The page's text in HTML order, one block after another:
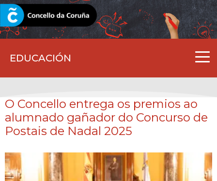
EDUCACIÓN
CORUNA.GAL
O Concello entrega os premios ao
alumnado gañador do Concurso de
Postais de Nadal 2025